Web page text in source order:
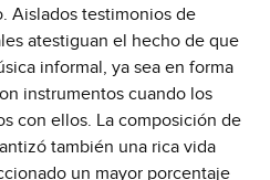
Aislados testimonios de
atestiguan el hecho de que
informal, ya sea en forma
instrumentos cuando los
con ellos. La composición de
también una rica vida
un mayor porcentaje